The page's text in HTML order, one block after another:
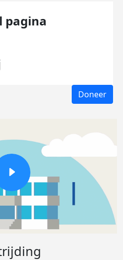
pagina
Doneer